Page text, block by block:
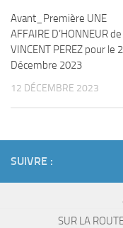
Avant_Première UNE
AFFAIRE D’HONNEUR de
VINCENT PEREZ pour le
Décembre 2023
12 DÉCEMBRE 2023
SUIVRE :
SUR LA